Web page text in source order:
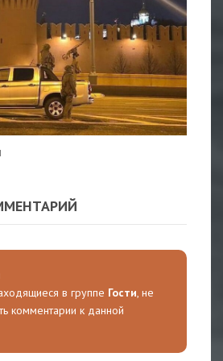
в группе Гости, не
комментарии к данной